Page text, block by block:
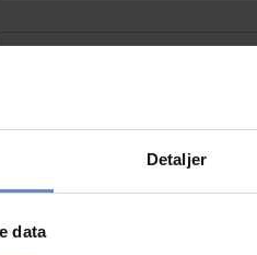
Detaljer
data
mange tak for jeres besøg. vh